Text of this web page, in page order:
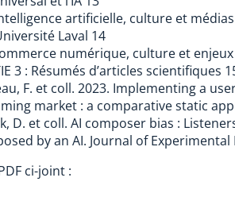
artificielle, culture et
Laval 14
numérique, culture et
3 : Résumés d’articles scientifiques
F. et coll. 2023. Implementing a
market : a comparative static
D. et coll. AI composer bias :
by an AI. Journal of Experimental
ci-joint :